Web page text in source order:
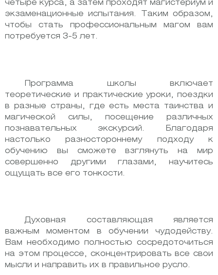
четыре курса, а затем проходят магистериум и
экзаменационные испытания. Таким образом,
чтобы стать профессиональным магом вам
потребуется 3-5 лет.
Программа школы включает
теоретические и практические уроки, поездки
в разные страны, где есть места таинства и
магической силы, посещение различных
познавательных экскурсий. Благодаря
настолько разностороннему подходу к
обучению вы сможете взглянуть на мир
совершенно другими глазами, научитесь
ощущать все его тонкости.
Духовная составляющая является
важным моментом в обучении чудодейству.
Вам необходимо полностью сосредоточиться
на этом процессе, сконцентрировать все свои
мысли и направить их в правильное русло.